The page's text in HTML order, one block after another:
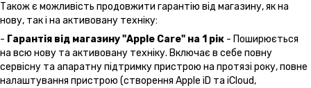
Також є можливість продовжити гарантію від магазину, як на
нову, так і на активовану техніку:
- Гарантія від магазину "Apple Care" на 1 рік - Поширюється
на всю нову та активовану техніку. Включає в себе повну
сервісну та апаратну підтримку пристрою на протязі року, повне
налаштування пристрою (створення Apple iD та iCloud,